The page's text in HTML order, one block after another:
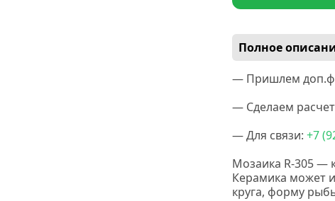
Полное
— Пришлем
— Сделаем
— Для связи: +7
Мозаика R-305 —
Керамика может
круга, форму